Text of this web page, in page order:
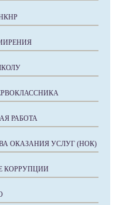
РАБОТА
ОКАЗАНИЯ УСЛУГ (НОК)
КОРРУПЦИИ